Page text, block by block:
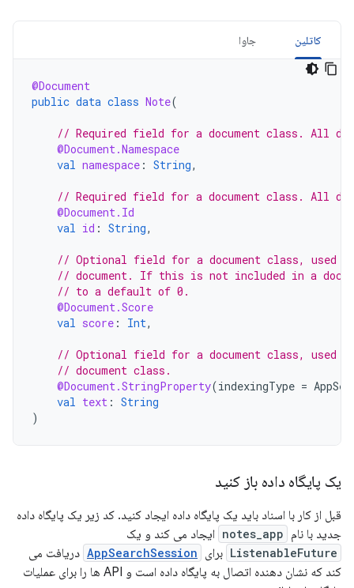
کاتلین جاوا
@Document
public data class Note(
// Required field for a document class. All
@Document.Namespace
val namespace : String,
// Required field for a document class. All
@Document.Id
val id : String,
// Optional field for a document class, used
// document. If this is not included in a
// to a default of 0.
@Document.Score
val score : Int,
// Optional field for a document class, used
// document class.
@Document.StringProperty(indexingType =
val text : String
)
یک پایگاه داده باز کنید
قبل از کار با اسناد باید یک پایگاه داده ایجاد کنید. کد زیر یک پایگاه داده
جدید با نام notes_app ایجاد می کند و یک
ListenableFuture برای AppSearchSession دریافت می
کند که نشان دهنده اتصال به پایگاه داده است و API ها را برای عملیات